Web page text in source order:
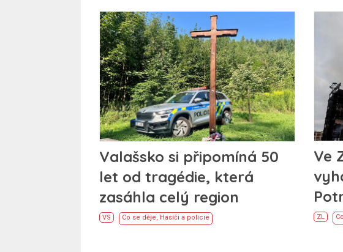
Valašsko si připomíná 50
let od tragédie, která
zasáhla celý region
VS Co se děje Hasiči a policie
Ve
ZL